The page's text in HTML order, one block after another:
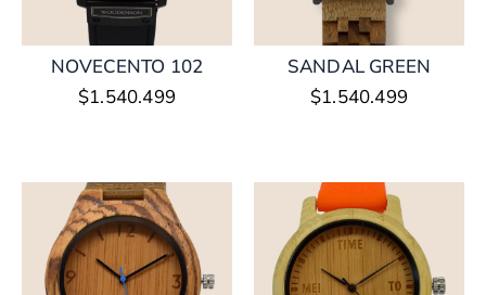
NOVECENTO 102
$1.540.499
SANDAL GREEN
$1.540.499